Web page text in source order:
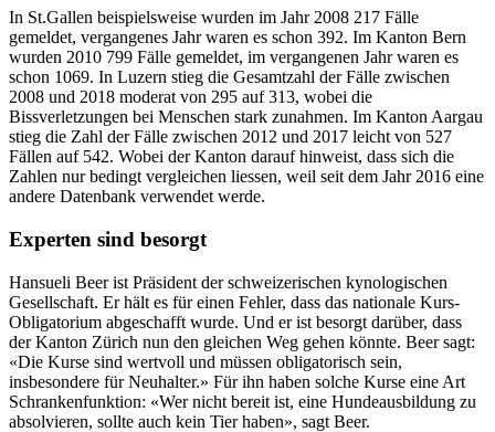
In St.Gallen beispielsweise wurden im Jahr 2008 217 Fälle
gemeldet, vergangenes Jahr waren es schon 392. Im Kanton Bern
wurden 2010 799 Fälle gemeldet, im vergangenen Jahr waren es
schon 1069. In Luzern stieg die Gesamtzahl der Fälle zwischen
2008 und 2018 moderat von 295 auf 313, wobei die
Bissverletzungen bei Menschen stark zunahmen. Im Kanton Aargau
stieg die Zahl der Fälle zwischen 2012 und 2017 leicht von 527
Fällen auf 542. Wobei der Kanton darauf hinweist, dass sich die
Zahlen nur bedingt vergleichen liessen, weil seit dem Jahr 2016 eine
andere Datenbank verwendet werde.
Experten sind besorgt
Hansueli Beer ist Präsident der schweizerischen kynologischen
Gesellschaft. Er hält es für einen Fehler, dass das nationale Kurs-
Obligatorium abgeschafft wurde. Und er ist besorgt darüber, dass
der Kanton Zürich nun den gleichen Weg gehen könnte. Beer sagt:
«Die Kurse sind wertvoll und müssen obligatorisch sein,
insbesondere für Neuhalter.» Für ihn haben solche Kurse eine Art
Schrankenfunktion: «Wer nicht bereit ist, eine Hundeausbildung zu
absolvieren, sollte auch kein Tier haben», sagt Beer.